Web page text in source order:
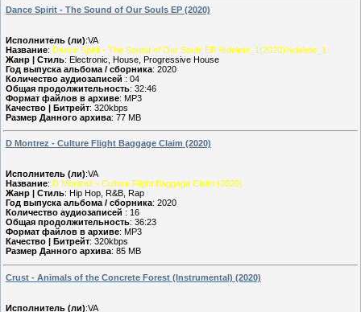
Dance Spirit - The Sound of Our Souls EP (2020)
Исполнитель (ли):VA
Название: Dance Spirit - The Sound of Our Souls EP %delete_1(2020)%delete_1
Жанр | Стиль: Electronic, House, Progressive House
Год выпуска альбома / сборника: 2020
Количество аудиозаписей : 04
Общая продолжительность: 32:46
Формат файлов в архиве: MP3
Качество | Битрейт: 320kbps
Размер Данного архива: 77 MB
D Montrez - Culture Flight Baggage Claim (2020)
Исполнитель (ли):VA
Название: D Montrez - Culture Flight Baggage Claim (2020)
Жанр | Стиль: Hip Hop, R&B, Rap
Год выпуска альбома / сборника: 2020
Количество аудиозаписей : 16
Общая продолжительность: 36:23
Формат файлов в архиве: MP3
Качество | Битрейт: 320kbps
Размер Данного архива: 85 MB
Crust - Animals of the Concrete Forest (Instrumental) (2020)
Исполнитель (ли):VA